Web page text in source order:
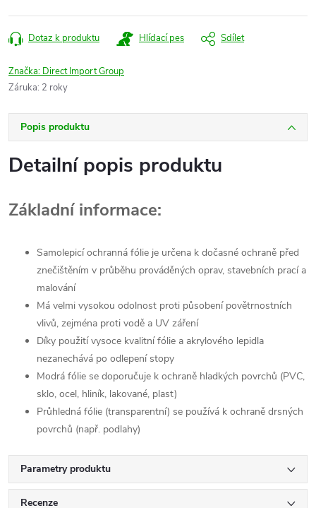
Dotaz k produktu Hlídací pes Sdílet
Značka: Direct Import Group
Záruka: 2 roky
Popis produktu
Detailní popis produktu
Základní informace:
Samolepicí ochranná fólie je určena k dočasné ochraně před
znečištěním v průběhu prováděných oprav, stavebních prací a
malování
Má velmi vysokou odolnost proti působení povětrnostních
vlivů, zejména proti vodě a UV záření
Díky použití vysoce kvalitní fólie a akrylového lepidla
nezanechává po odlepení stopy
Modrá fólie se doporučuje k ochraně hladkých povrchů (PVC,
sklo, ocel, hliník, lakované, plast)
Průhledná fólie (transparentní) se používá k ochraně drsných
povrchů (např. podlahy)
Parametry produktu
Recenze